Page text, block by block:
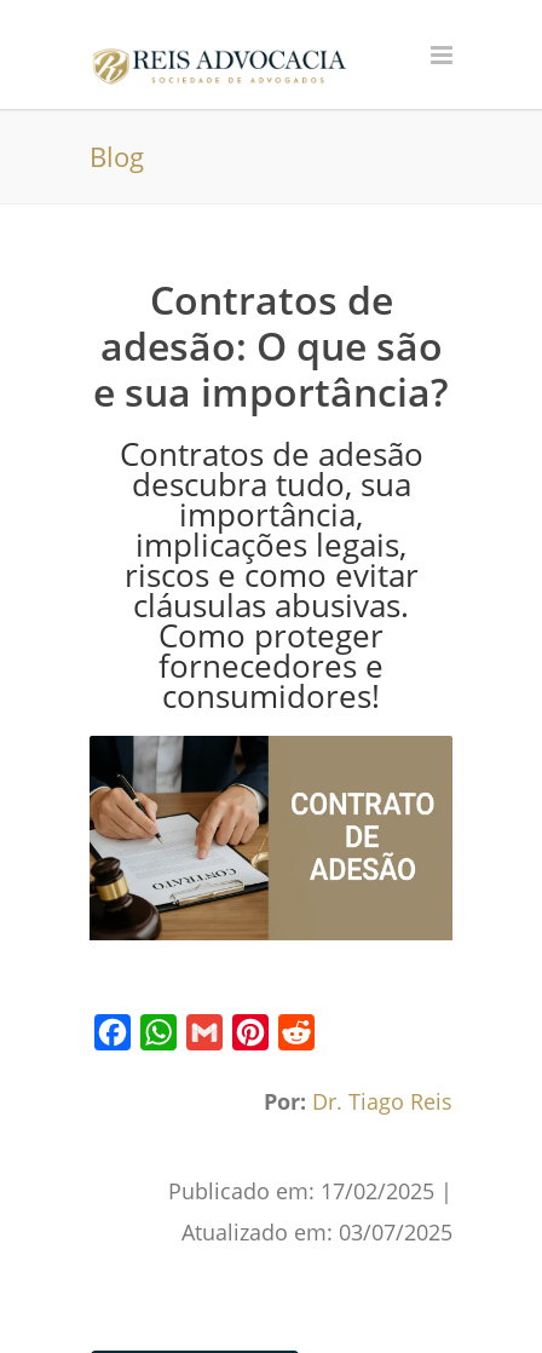
Blog
Contratos de
adesão: O que são
e sua importância?
Contratos de adesão
descubra tudo, sua
importância,
implicações legais,
riscos e como evitar
cláusulas abusivas.
Como proteger
fornecedores e
consumidores!
FacebookWhatsApp
Gmail Pinterest
Por: Dr. Tiago Reis
Publicado em: 17/02/2025 |
Atualizado em: 03/07/2025